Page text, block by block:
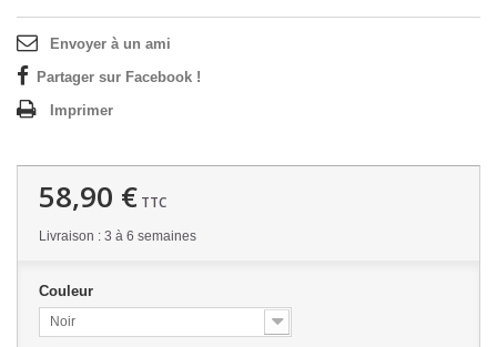
Envoyer à un ami
Partager sur Facebook !
Imprimer
58,90 € TTC
Livraison : 3 à 6 semaines
Couleur
Noir